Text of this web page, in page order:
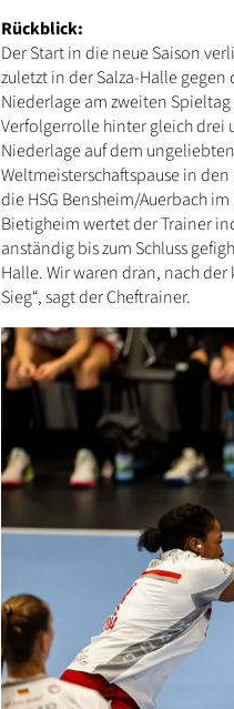
Rückblick:
Der Start in die neue Saison
zuletzt in der Salza-Halle
Niederlage am zweiten
Verfolgerrolle hinter gleich drei
Niederlage auf dem
Weltmeisterschaftspause in
die HSG Bensheim/Auerbach
Bietigheim wertet der Trainer
anständig bis zum Schluss
Halle. Wir waren dran, nach
Sieg“, sagt der Cheftrainer.